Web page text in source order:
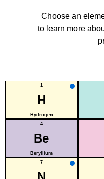
Choose an
to learn more
1
H
Hydrogen
4
Be
Beryllium
7